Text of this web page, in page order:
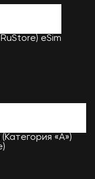
eSim
«А»)